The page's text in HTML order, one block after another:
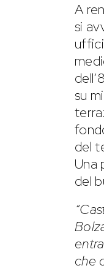
A
si
su
del
Una
del
che